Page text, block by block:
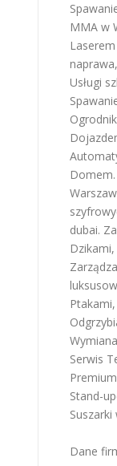
MMA w
Usługi
Domem.
dubai.
Dzikami,
Ptakami,
Serwis
Premium
Stand-
Suszarki
Dane